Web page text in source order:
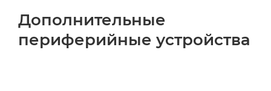
Дополнительные
периферийные устройства